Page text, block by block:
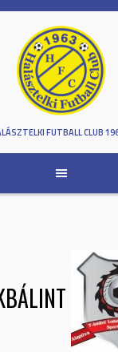
FUTBALL CLUB